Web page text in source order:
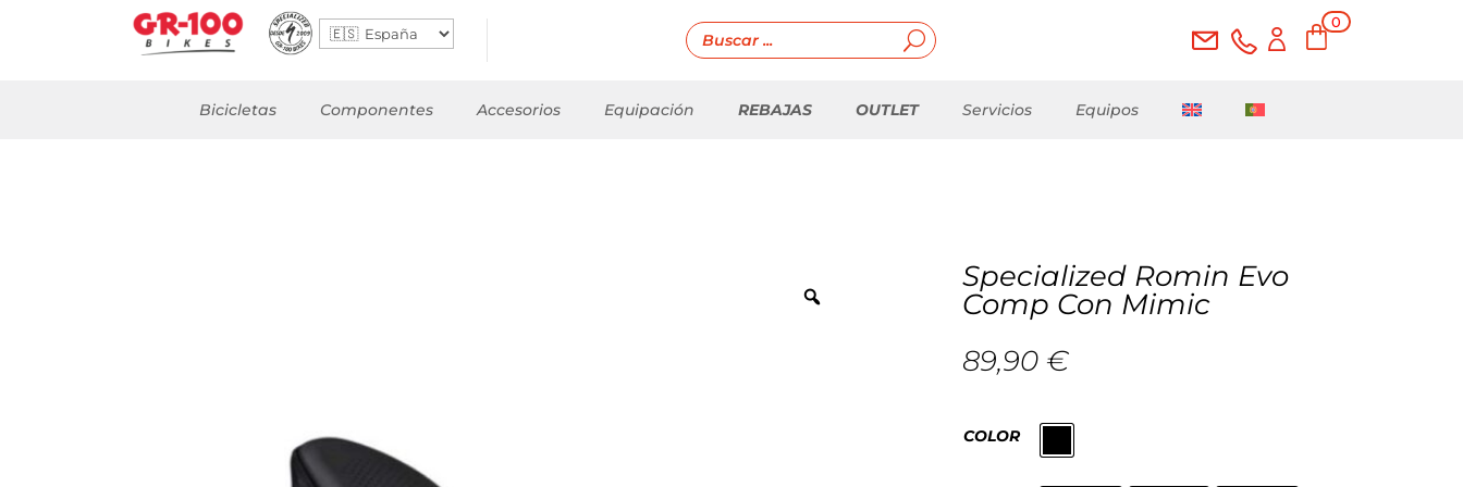
0
ele
Bicicletas Componentes Accesorios Equipación REBAJAS OUTLET Servicios Equipos
Specialized Romin Evo
Comp Con Mimic
89,90 €
COLOR